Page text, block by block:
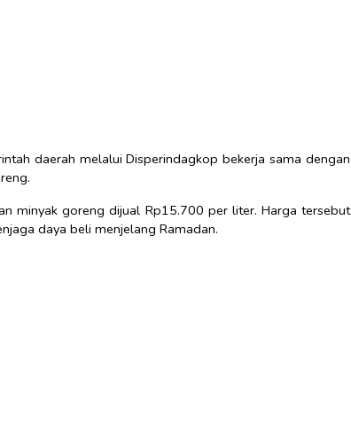
daerah melalui Disperindagkop bekerja sama dengan
minyak goreng dijual Rp15.700 per liter. Harga tersebut
daya beli menjelang Ramadan.